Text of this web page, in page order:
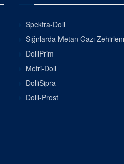
Spektra-Doll
Sığırlarda Metan Gazı
DolliPrim
Metri-Doll
DolliSipra
Dolli-Prost